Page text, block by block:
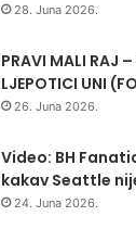
28. Juna 2026.
PRAVI MALI RAJ
LJEPOTICI UNI
26. Juna 2026.
Video: BH
kakav Seattle
24. Juna 2026.